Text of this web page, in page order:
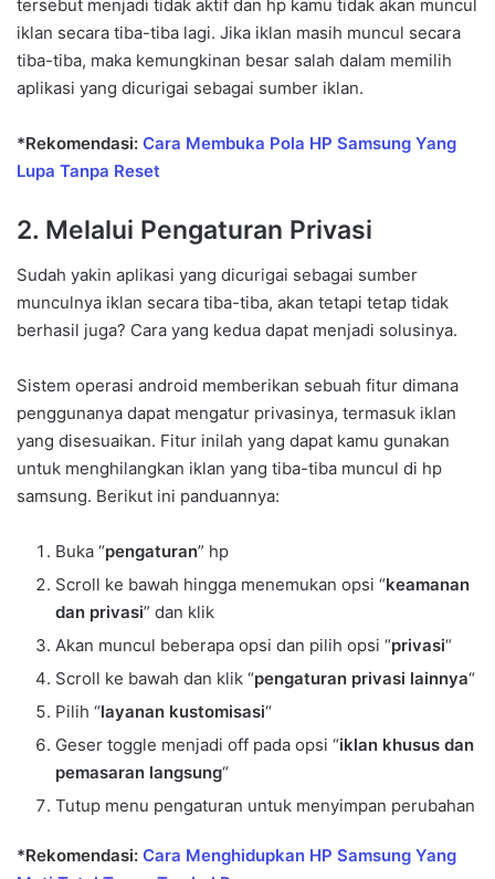
tersebut menjadi tidak aktif dan hp kamu tidak akan muncul
iklan secara tiba-tiba lagi. Jika iklan masih muncul secara
tiba-tiba, maka kemungkinan besar salah dalam memilih
aplikasi yang dicurigai sebagai sumber iklan.
*Rekomendasi: Cara Membuka Pola HP Samsung Yang
Lupa Tanpa Reset
2. Melalui Pengaturan Privasi
Sudah yakin aplikasi yang dicurigai sebagai sumber
munculnya iklan secara tiba-tiba, akan tetapi tetap tidak
berhasil juga? Cara yang kedua dapat menjadi solusinya.
Sistem operasi android memberikan sebuah fitur dimana
penggunanya dapat mengatur privasinya, termasuk iklan
yang disesuaikan. Fitur inilah yang dapat kamu gunakan
untuk menghilangkan iklan yang tiba-tiba muncul di hp
samsung. Berikut ini panduannya:
Buka “pengaturan” hp
Scroll ke bawah hingga menemukan opsi “keamanan
dan privasi” dan klik
Akan muncul beberapa opsi dan pilih opsi “privasi“
Scroll ke bawah dan klik “pengaturan privasi lainnya“
Pilih “layanan kustomisasi“
Geser toggle menjadi off pada opsi “iklan khusus dan
pemasaran langsung“
Tutup menu pengaturan untuk menyimpan perubahan
*Rekomendasi: Cara Menghidupkan HP Samsung Yang